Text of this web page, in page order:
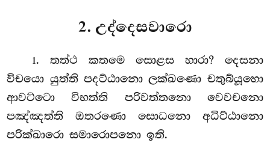
2. උද්දෙසවාරො
1. තත්ථ කතමෙ සොළස හාරා? දෙසනා
විචයො යුත්ති පදට්ඨානො ලක්ඛණො චතුබ්යූහො
ආවට්ටො විභත්ති පරිවත්තනො වෙවචනො
පඤ්ඤත්තිඔතරණො සොධනො අධිට්ඨානො
පරික්ඛාරො සමාරොපනො ඉති.